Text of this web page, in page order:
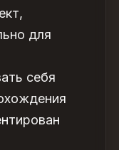
для
себя